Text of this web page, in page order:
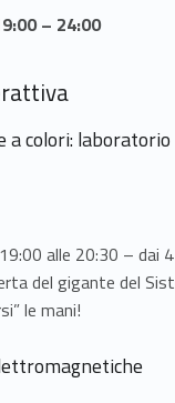
– 24:00
a colori:
alle 20:30 – dai
del gigante del
le mani!